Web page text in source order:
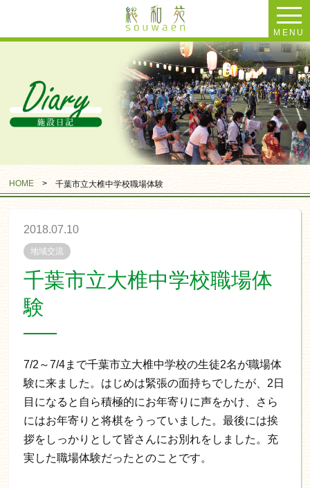
MENU
HOME >千葉市立大椎中学校職場体験
2018.07.10
地域交流
千葉市立大椎中学校職場体
験
7/2～7/4まで千葉市立大椎中学校の生徒2名が職場体
験に来ました。はじめは緊張の面持ちでしたが、2日
目になると自ら積極的にお年寄りに声をかけ、さら
にはお年寄りと将棋をうっていました。最後には挨
拶をしっかりとして皆さんにお別れをしました。充
実した職場体験だったとのことです。